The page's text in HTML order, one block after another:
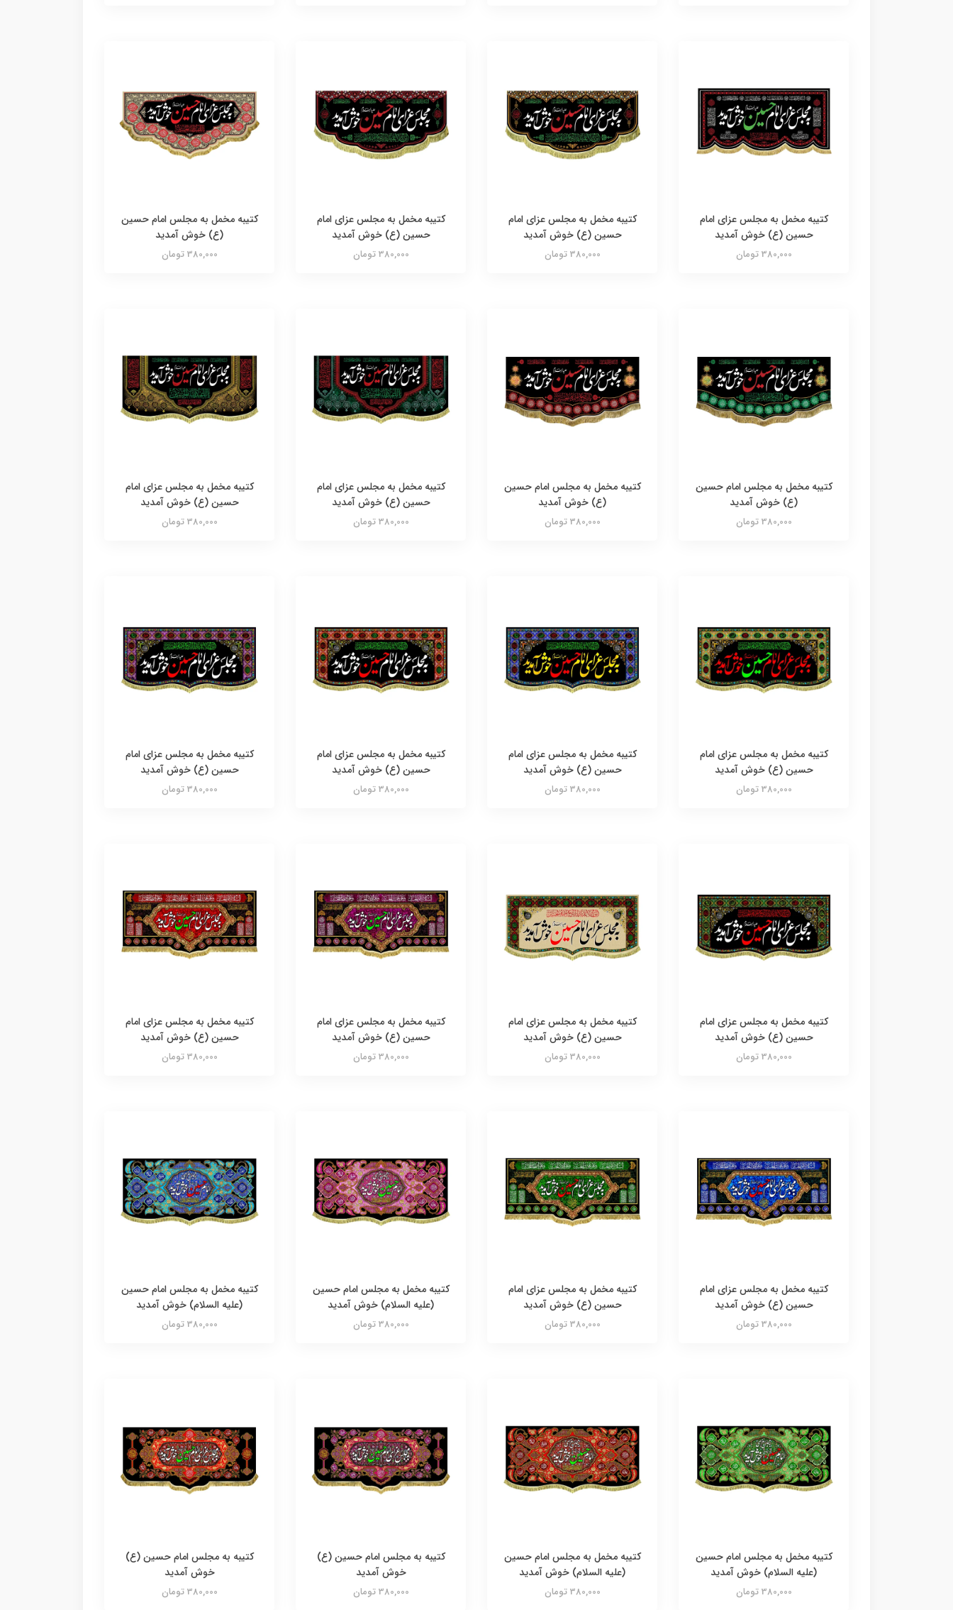
کتیبه مخمل به مجلس عزای امام
حسین (ع) خوش آمدید
380,000 تومان
کتیبه مخمل به مجلس عزای امام
حسین (ع) خوش آمدید
380,000 تومان
کتیبه مخمل به مجلس عزای امام
حسین (ع) خوش آمدید
380,000 تومان
کتیبه مخمل به مجلس امام حسین
(ع) خوش آمدید
380,000 تومان
کتیبه مخمل به مجلس امام حسین
(ع) خوش آمدید
380,000 تومان
کتیبه مخمل به مجلس امام حسین
(ع) خوش آمدید
380,000 تومان
کتیبه مخمل به مجلس عزای امام
حسین (ع) خوش آمدید
380,000 تومان
کتیبه مخمل به مجلس عزای امام
حسین (ع) خوش آمدید
380,000 تومان
کتیبه مخمل به مجلس عزای امام
حسین (ع) خوش آمدید
380,000 تومان
کتیبه مخمل به مجلس عزای امام
حسین (ع) خوش آمدید
380,000 تومان
کتیبه مخمل به مجلس عزای امام
حسین (ع) خوش آمدید
380,000 تومان
کتیبه مخمل به مجلس عزای امام
حسین (ع) خوش آمدید
380,000 تومان
کتیبه مخمل به مجلس عزای امام
حسین (ع) خوش آمدید
380,000 تومان
کتیبه مخمل به مجلس عزای امام
حسین (ع) خوش آمدید
380,000 تومان
کتیبه مخمل به مجلس عزای امام
حسین (ع) خوش آمدید
380,000 تومان
کتیبه مخمل به مجلس عزای امام
حسین (ع) خوش آمدید
380,000 تومان
کتیبه مخمل به مجلس عزای امام
حسین (ع) خوش آمدید
380,000 تومان
کتیبه مخمل به مجلس عزای امام
حسین (ع) خوش آمدید
380,000 تومان
کتیبه مخمل به مجلس امام حسین
(علیه السلام) خوش آمدید
380,000 تومان
کتیبه مخمل به مجلس امام حسین
(علیه السلام) خوش آمدید
380,000 تومان
کتیبه مخمل به مجلس امام حسین
(علیه السلام) خوش آمدید
380,000 تومان
کتیبه مخمل به مجلس امام حسین
(علیه السلام) خوش آمدید
380,000 تومان
کتیبه به مجلس امام حسین (ع)
خوش آمدید
380,000 تومان
کتیبه به مجلس امام حسین (ع)
خوش آمدید
380,000 تومان